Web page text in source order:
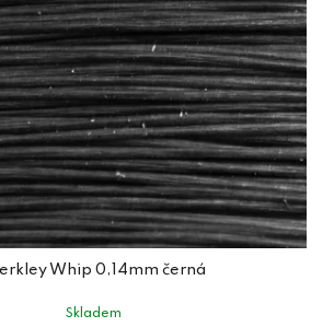
Whip 0,14mm černá
Skladem